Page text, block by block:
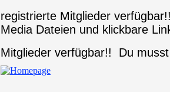
registrierte Mitglieder
Media Dateien und klickbare
Mitglieder verfügbar!! Du